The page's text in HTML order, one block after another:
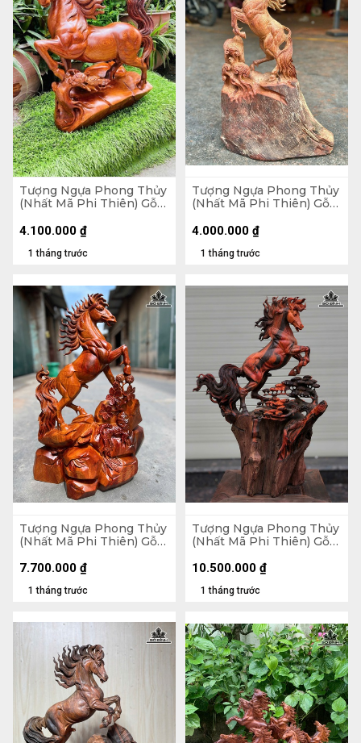
Tượng Ngựa Phong Thủy
(Nhất Mã Phi Thiên) Gỗ
Sâu 25 (cm)
1 tháng trước
4.100.000 ₫
Tượng Ngựa Phong Thủy
(Nhất Mã Phi Thiên) Gỗ
Sâu 17 (cm)
1 tháng trước
4.000.000 ₫
Tượng Ngựa Phong Thủy
(Nhất Mã Phi Thiên) Gỗ
Sâu 24 (cm) - 20kg
1 tháng trước
7.700.000 ₫
Tượng Ngựa Phong Thủy
(Nhất Mã Phi Thiên) Gỗ
Sâu 20 (cm)
1 tháng trước
10.500.000 ₫